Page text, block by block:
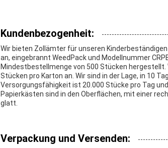
Kundenbezogenheit:
Wir bieten Zollämter für unseren
an, eingebrannt WeedPack und Modellnummer
Mindestbestellmenge von 500 Stücken hergestellt.
Stücken pro Karton an. Wir sind in der Lage, in 10
Versorgungsfähigkeit ist 20.000 Stücke pro Tag
Papierkästen sind in den Oberflächen, mit einer
glatt.
Verpackung und Versenden: